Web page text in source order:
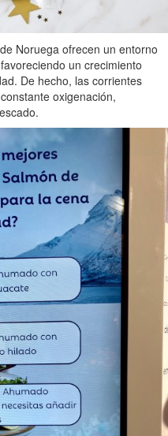
Noruega ofrecen un entorno
un crecimiento
De hecho, las corrientes
oxigenación,